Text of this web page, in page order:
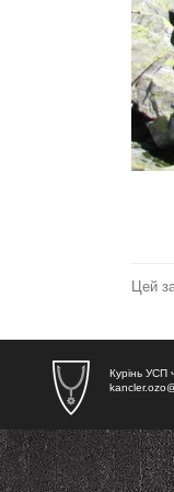
Цей
Курінь УСП